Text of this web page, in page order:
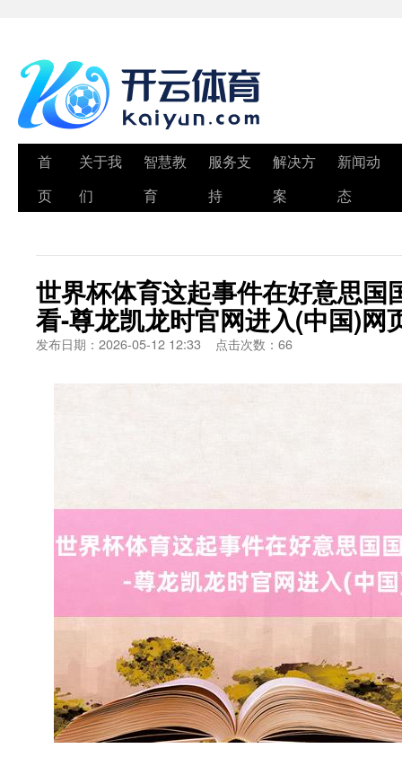
首
页
关于我
们
智慧教
育
服务支
持
解决方
案
新闻动
态
世界杯体育这起事件在好意思国
看-尊龙凯龙时官网进入(中国)网
发布日期：2026-05-12 12:33 点击次数：66